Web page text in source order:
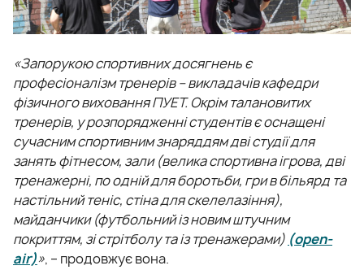
«Запорукою спортивних досягнень є
професіоналізм тренерів – викладачів кафедри
фізичного виховання ПУЕТ. Окрім талановитих
тренерів, у розпорядженні студентів є оснащені
сучасним спортивним знаряддям дві студії для
занять фітнесом, зали (велика спортивна ігрова, дві
тренажерні, по одній для боротьби, гри в більярд та
настільний теніс, стіна для скелелазіння),
майданчики (футбольний із новим штучним
покриттям, зі стрітболу та із тренажерами) (open-
air)», – продовжує вона.